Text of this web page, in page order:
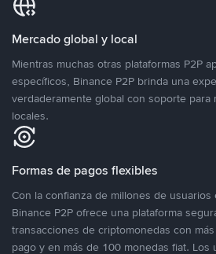
Mercado global y local
Mientras muchas otras plataformas P2P
específicos, Binance P2P brinda una
verdaderamente global con soporte para
locales.
Formas de pagos flexibles
Con la confianza de millones de
Binance P2P ofrece una plataforma
transacciones de criptomonedas con
pago y en más de 100 monedas fiat. Los